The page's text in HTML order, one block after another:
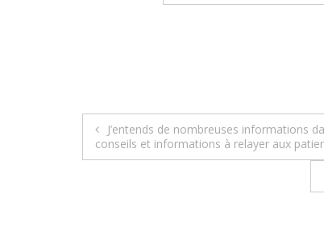
Navigation
de
J’entends de nombreuses informations
conseils et informations à relayer aux